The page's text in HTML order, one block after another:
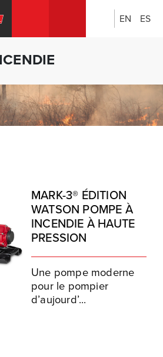
Rechercher:
EN ES
MARK-3® ÉDITION
WATSON POMPE À
INCENDIE À HAUTE
PRESSION
Une pompe moderne
pour le pompier
d’aujourd’...